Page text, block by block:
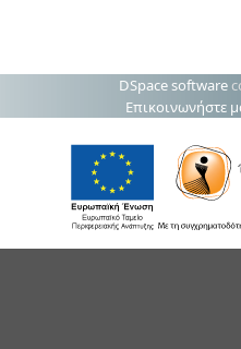
DSpace software
Επικοινωνήστε